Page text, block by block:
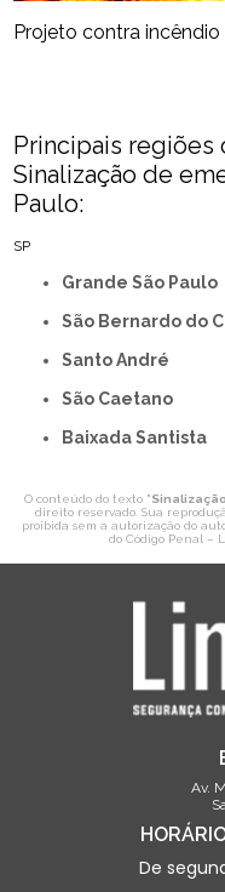
Projeto contra incêndio
Principais regiões
Sinalização de
Paulo:
SP
Grande São Paulo
São Bernardo do
Santo André
São Caetano
Baixada Santista
O conteúdo do texto "
direito reservado. Sua
proibida sem a autorização do
do Código Penal –
Av.
De